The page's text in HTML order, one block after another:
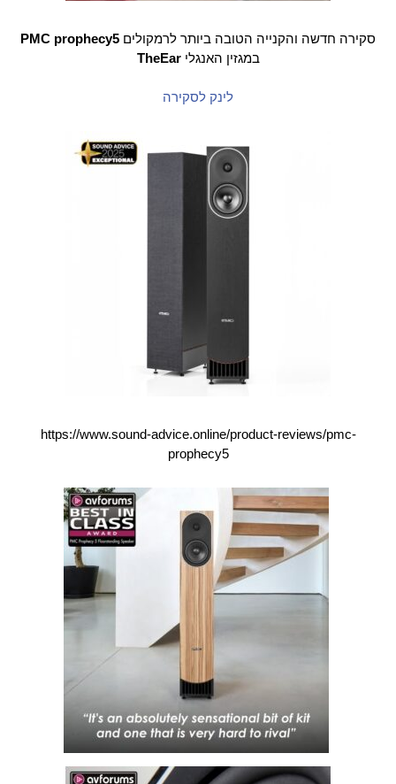
סקירה חדשה והקנייה הטובה ביותר לרמקולים PMC prophecy5
במגזין האנגלי TheEar
לינק לסקירה
https://www.sound-advice.online/product-reviews/pmc-
prophecy5